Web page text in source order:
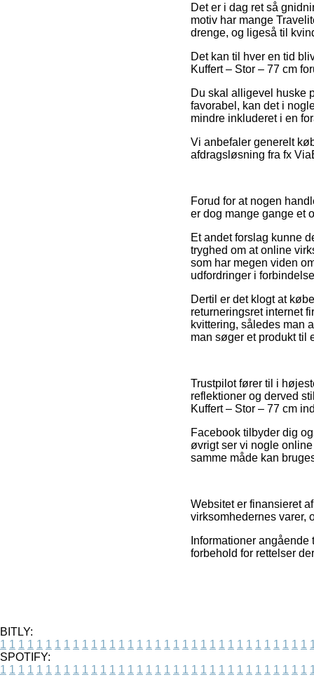
Det er i dag ret så
motiv har mange
drenge, og ligeså til
Det kan til hver en tid
Kuffert – Stor – 77 cm
Du skal alligevel huske
favorabel, kan det i
mindre inkluderet i en
Vi anbefaler generelt
afdragsløsning fra fx
Forud for at nogen
er dog mange gange et
Et andet forslag kunne
tryghed om at online
som har megen viden
udfordringer i
Dertil er det klogt at
returneringsret internet
kvittering, således man
man søger et produkt til
Trustpilot fører til i
reflektioner og derved
Kuffert – Stor – 77 cm
Facebook tilbyder dig
øvrigt ser vi nogle
samme måde kan
Websitet er finansieret
virksomhedernes varer,
Informationer
forbehold for rettelser
BITLY:
1 1 1 1 1 1 1 1 1 1 1 1 1 1 1 1 1 1 1 1 1 1 1 1 1 1 1 1 1 1 1 1 1 1
SPOTIFY:
1 1 1 1 1 1 1 1 1 1 1 1 1 1 1 1 1 1 1 1 1 1 1 1 1 1 1 1 1 1 1 1 1 1